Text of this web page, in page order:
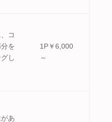
コ
を
し
1P￥6,000
～
あ